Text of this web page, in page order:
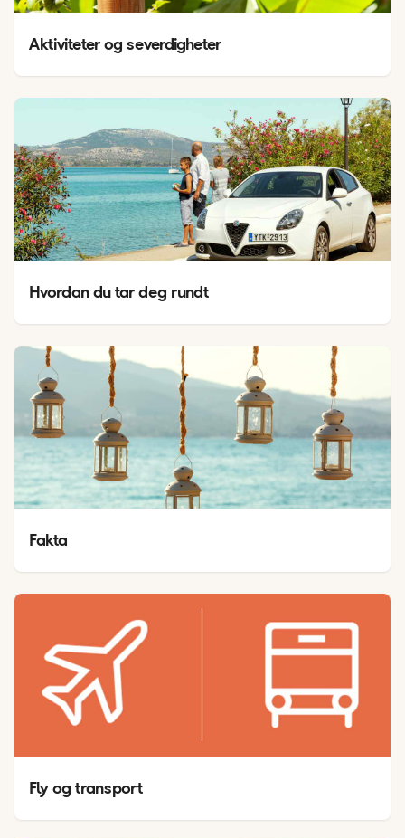
Aktiviteter og severdigheter
Hvordan du tar deg rundt
Fakta
Fly og transport